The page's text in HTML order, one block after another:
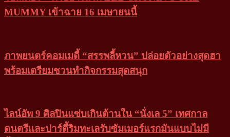
MUMMY เข้าฉาย 16 เมษายนนี้
ภาพยนตร์คอมเมดี้ “สรรพลี้หวน” ปล่อยตัวอย่างสุดฮา
พร้อมเตรียมชวนทำกิจกรรมสุดสนุก
ไลน์อัพ 9 ศิลปินแซ่บเกินต้านใน “นั่งเล 5” เทศกาล
ดนตรีและปาร์ตี้ริมทะเลรับซัมเมอร์แรกมันแบบไม่มี